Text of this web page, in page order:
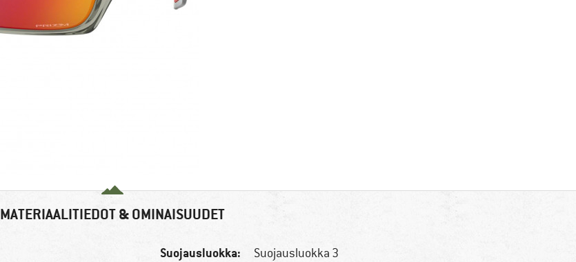
MATERIAALITIEDOT & OMINAISUUDET
Suojausluokka: Suojausluokka 3